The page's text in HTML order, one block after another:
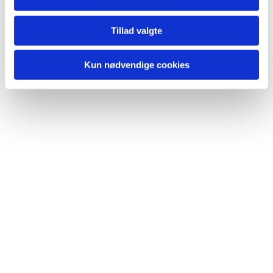
Tillad valgte
Kun nødvendige cookies